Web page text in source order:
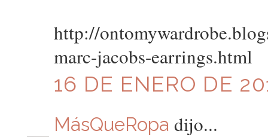
http://
marc-jacobs-earrings.html
16 DE ENERO DE
MásQueRopa dijo...